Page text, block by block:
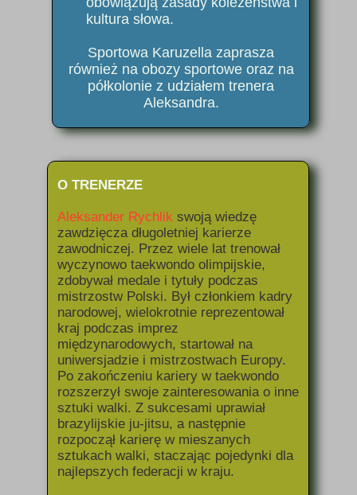
O TRENERZE
Aleksander Rychlik swoją wiedzę
zawdzięcza długoletniej karierze
zawodniczej. Przez wiele lat trenował
wyczynowo taekwondo olimpijskie,
zdobywał medale i tytuły podczas
mistrzostw Polski. Był członkiem kadry
narodowej, wielokrotnie reprezentował
kraj podczas imprez
międzynarodowych, startował na
uniwersjadzie i mistrzostwach Europy.
Po zakończeniu kariery w taekwondo
rozszerzył swoje zainteresowania o inne
sztuki walki. Z sukcesami uprawiał
brazylijskie ju-jitsu, a następnie
rozpoczął karierę w mieszanych
sztukach walki, staczając pojedynki dla
najlepszych federacji w kraju.
kultura słowa.
Sportowa Karuzella zaprasza
również na obozy sportowe oraz na
półkolonie z udziałem trenera
Aleksandra.